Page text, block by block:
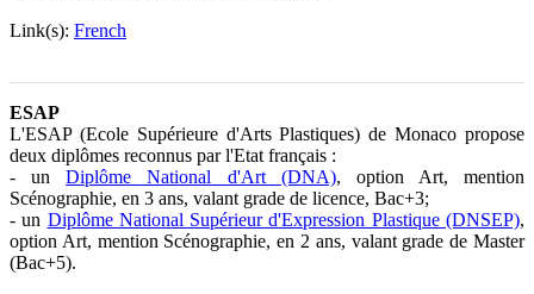
Link(s): French
ESAP
L'ESAP (Ecole Supérieure d'Arts Plastiques) de Monaco propose
deux diplômes reconnus par l'Etat français :
- unDiplôme National d'Art (DNA), option Art, mention
Scénographie, en 3 ans, valant grade de licence, Bac+3;
- un Diplôme National Supérieur d'Expression Plastique (DNSEP),
option Art, mention Scénographie, en 2 ans, valant grade de Master
(Bac+5).